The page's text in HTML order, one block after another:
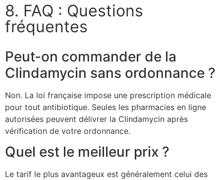
8. FAQ : Questions
fréquentes
Peut-on commander de la
Clindamycin sans ordonnance ?
Non. La loi française impose une prescription médicale
pour tout antibiotique. Seules les pharmacies en ligne
autorisées peuvent délivrer la Clindamycin après
vérification de votre ordonnance.
Quel est le meilleur prix ?
Le tarif le plus avantageux est généralement celui des